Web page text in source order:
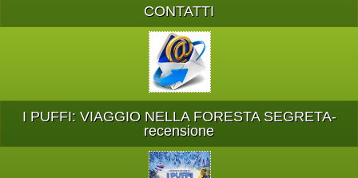
CONTATTI
I PUFFI: VIAGGIO NELLA FORESTA SEGRETA-
recensione